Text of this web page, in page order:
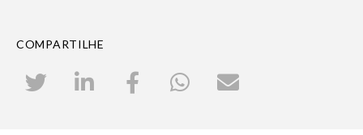
COMPARTILHE